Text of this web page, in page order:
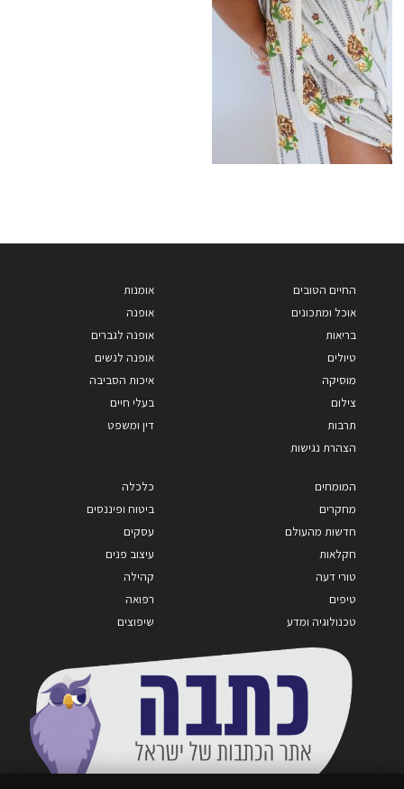
החיים הטובים
אוכל ומתכונים
בריאות
טיולים
מוסיקה
צילום
תרבות
הצהרת נגישות
אומנות
אופנה
אופנה לגברים
אופנה לנשים
איכות הסביבה
בעלי חיים
דין ומשפט
המומחים
מחקרים
חדשות מהעולם
חקלאות
טורי דעה
טיפים
טכנולוגיה ומדע
כלכלה
ביטוח ופיננסים
עסקים
עיצוב פנים
קהילה
רפואה
שיפוצים